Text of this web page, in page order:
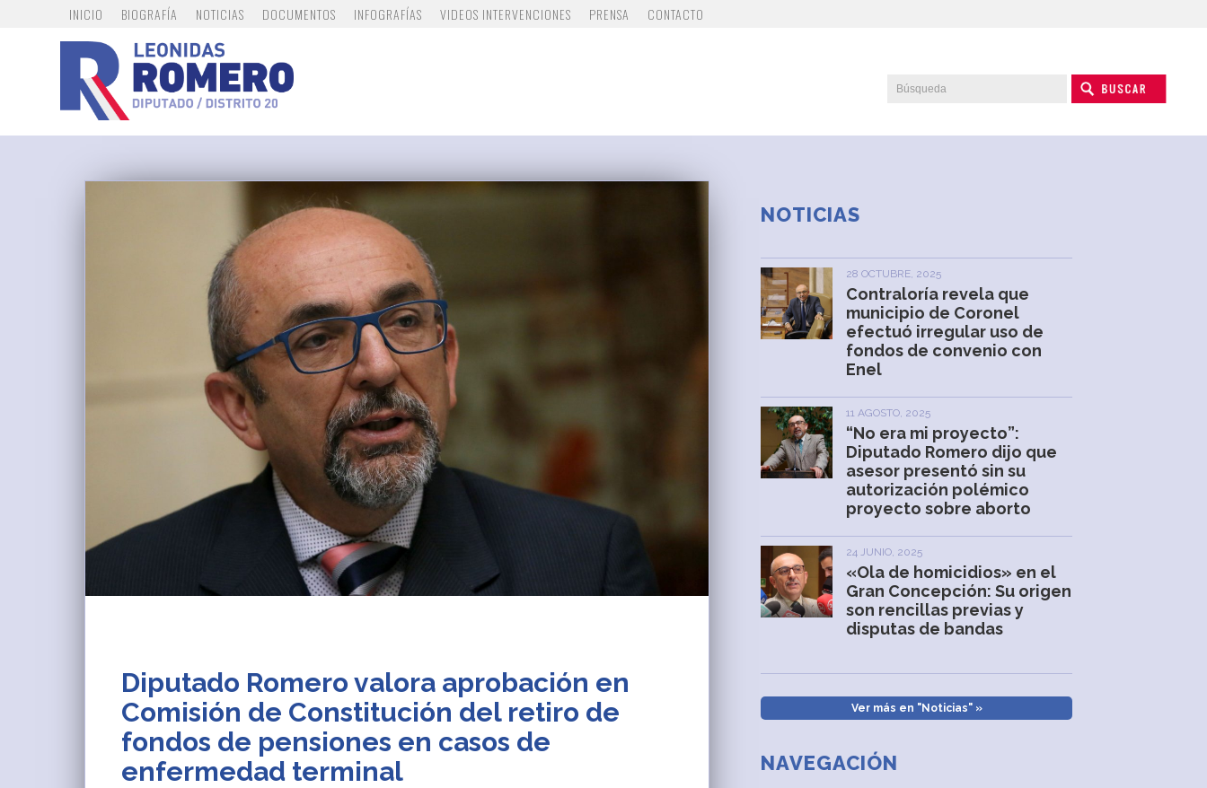
INICIO BIOGRAFÍA NOTICIAS DOCUMENTOS INFOGRAFÍAS VIDEOS INTERVENCIONES PRENSA CONTACTO
Diputado Romero valora aprobación en
Comisión de Constitución del retiro de
fondos de pensiones en casos de
enfermedad terminal
NOTICIAS
28 OCTUBRE, 2025
Contraloría revela que
municipio de Coronel
efectuó irregular uso de
fondos de convenio con
Enel
11 AGOSTO, 2025
“No era mi proyecto”:
Diputado Romero dijo que
asesor presentó sin su
autorización polémico
proyecto sobre aborto
24 JUNIO, 2025
«Ola de homicidios» en el
Gran Concepción: Su origen
son rencillas previas y
disputas de bandas
Ver más en "Noticias" »
NAVEGACIÓN